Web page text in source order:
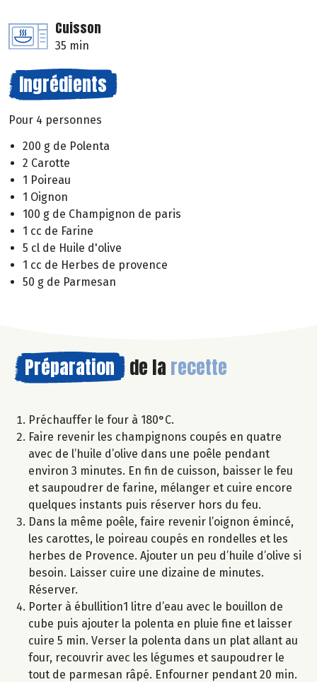
Cuisson
35 min
Ingrédients
Pour 4 personnes
200 g de Polenta
2 Carotte
1 Poireau
1 Oignon
100 g de Champignon de paris
1 cc de Farine
5 cl de Huile d'olive
1 cc de Herbes de provence
50 g de Parmesan
Préparation de la recette
Préchauffer le four à 180°C.
Faire revenir les champignons coupés en quatre
avec de l’huile d’olive dans une poêle pendant
environ 3 minutes. En fin de cuisson, baisser le feu
et saupoudrer de farine, mélanger et cuire encore
quelques instants puis réserver hors du feu.
Dans la même poêle, faire revenir l’oignon émincé,
les carottes, le poireau coupés en rondelles et les
herbes de Provence. Ajouter un peu d’huile d’olive si
besoin. Laisser cuire une dizaine de minutes.
Réserver.
Porter à ébullition1 litre d’eau avec le bouillon de
cube puis ajouter la polenta en pluie fine et laisser
cuire 5 min. Verser la polenta dans un plat allant au
four, recouvrir avec les légumes et saupoudrer le
tout de parmesan râpé. Enfourner pendant 20 min.